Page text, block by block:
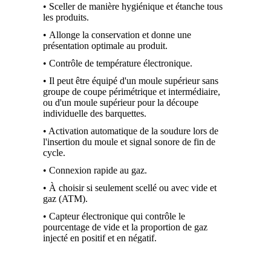
• Sceller de manière hygiénique et étanche tous
les produits.
• Allonge la conservation et donne une
présentation optimale au produit.
• Contrôle de température électronique.
• Il peut être équipé d'un moule supérieur sans
groupe de coupe périmétrique et intermédiaire,
ou d'un moule supérieur pour la découpe
individuelle des barquettes.
• Activation automatique de la soudure lors de
l'insertion du moule et signal sonore de fin de
cycle.
• Connexion rapide au gaz.
• À choisir si seulement scellé ou avec vide et
gaz (ATM).
• Capteur électronique qui contrôle le
pourcentage de vide et la proportion de gaz
injecté en positif et en négatif.